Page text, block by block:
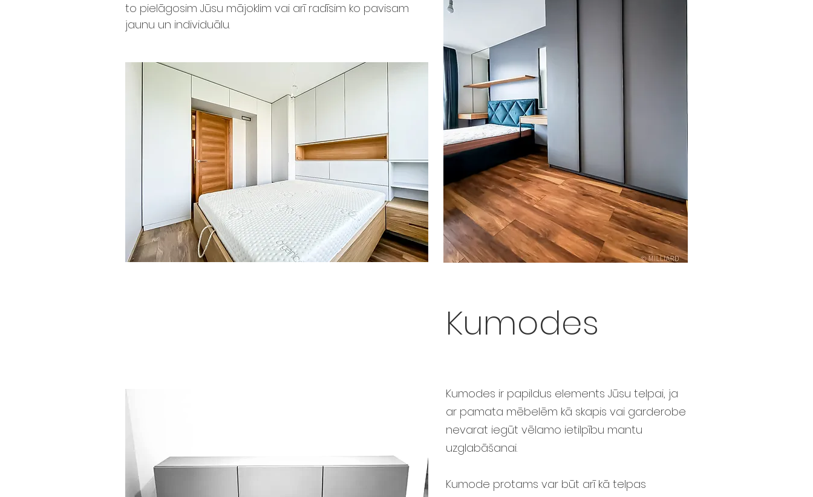
to pielāgosim Jūsu mājoklim vai arī radīsim ko pavisam
jaunu un individuālu.
Kumodes
Kumodes ir papildus elements Jūsu telpai, ja
ar pamata mēbelēm kā skapis vai garderobe
nevarat iegūt vēlamo ietilpību mantu
uzglabāšanai.
Kumode protams var būt arī kā telpas